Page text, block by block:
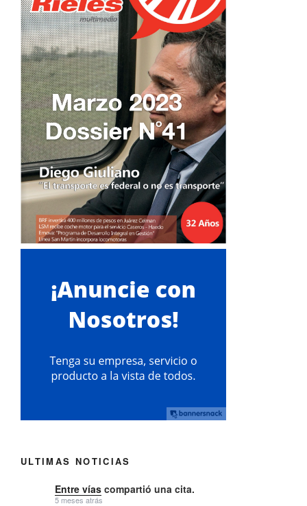
ULTIMAS NOTICIAS
Entre vías compartió una cita.
5 meses atrás